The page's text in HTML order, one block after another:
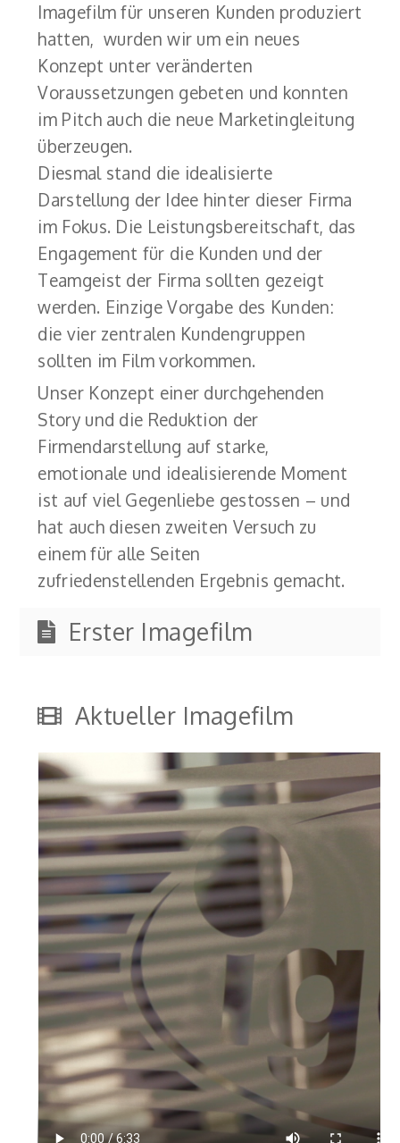
Imagefilm für unseren Kunden produziert
hatten, wurden wir um ein neues
Konzept unter veränderten
Voraussetzungen gebeten und konnten
im Pitch auch die neue Marketingleitung
überzeugen.
Diesmal stand die idealisierte
Darstellung der Idee hinter dieser Firma
im Fokus. Die Leistungsbereitschaft, das
Engagement für die Kunden und der
Teamgeist der Firma sollten gezeigt
werden. Einzige Vorgabe des Kunden:
die vier zentralen Kundengruppen
sollten im Film vorkommen.
Unser Konzept einer durchgehenden
Story und die Reduktion der
Firmendarstellung auf starke,
emotionale und idealisierende Moment
ist auf viel Gegenliebe gestossen – und
hat auch diesen zweiten Versuch zu
einem für alle Seiten
zufriedenstellenden Ergebnis gemacht.
Erster Imagefilm
Aktueller Imagefilm